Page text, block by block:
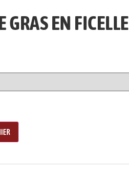
GRAS EN FICELLE